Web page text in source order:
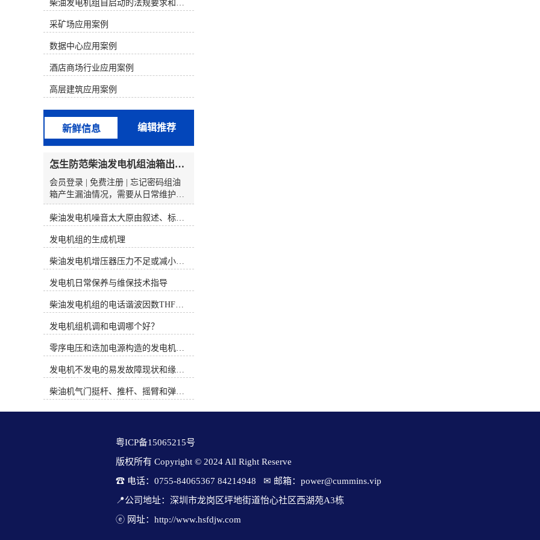
寻找故障部位。 一、康明斯电喷机型
的组成和原理1、康明斯电喷柴油机
机组为例，配置的是康明斯QSK19电
喷柴油机。QSK19系列发动机电控燃
油喷射系统由三个基本组成部分构
成，分别为输入(开关和传感器)、
ECM(对输入信号进行分析)、执行器
(按照ECM输出信号动作的控制阀总
成)。QSK19系列电控燃油喷射系统的
核心部分是执行器一控制阀总成。泵
产生的燃油输送至控制阀总成，该总
成由一个切断电磁阀、两个燃油执行
器阀和两个燃油压力传感器组成。
ECM安装在总成壳体的前部。控制阀
总成有一个燃油进口和两个燃油出
口，每个燃油出口分别由各自的执行
器控制着。燃油油道执行器控制喷油
喷油器何时喷油。2、康明斯柴油电
系统就象PT燃油系统那样采用压力/
时间概念。PT系统完全是机械式的并
依靠机械方法调整燃油流通面积来控
制燃油压力，而QSK19系列燃油系统
通过电子方式调整执行器的燃油流通
面积来控制燃油压力。3、康明斯电
从发动机的油水分离器中排出水和沉
芯。（2）注意油箱及管路的清洁。
（3）注意油箱通风孔及其附近的清
洁，避免污物、灰尘和水由此进入油
箱。（4）绝对不要用水清洗发动
“负”极电缆并断开发动机的31及21针
连接器。（6）注意发动机进气系统
图1 电控柴油机燃油系统原理二、柴
油电控系统故障诊断思路柴油电控系
统是一个精密而复杂的系统，对发动
机的运转性能有很大的影响，不论是
柴油发电机组自启动的法规要求和操作步骤
采矿场应用案例
数据中心应用案例
酒店商场行业应用案例
高层建筑应用案例
新鲜信息 编辑推荐
怎生防范柴油发电机组油箱出现漏油情况？
会员登录 | 免费注册 | 忘记密码组油
箱产生漏油情况，需要从日常维护、
装配规范、操作习惯等多方面入手，
结合油箱的构成特点和常见泄漏原
的程序和建议：新油箱或更替油箱
时，需查看本体是否有运输程序中造
成的损伤（如焊缝开裂、变形、划
痕），密封件（密封圈、垫圈）是否
完好（无老化、裂纹），连接接口
（螺纹、法兰）是否平整无毛刺。确
保油箱固定支架牢固，与机组之间预
留缓冲空间（防止机组运转时震动直
疲劳），固定螺栓需加防松垫片（如
弹簧垫）柴油发电机厂家排行榜，防
止持久振动松动。油管接头、传感器
等与油箱连接时，需选型匹配的密封
件（如耐油橡胶垫圈、铜垫片），预
防混用不同规格的配件；螺纹连接
变形，过松则密封不良）康明斯发电
机官方厂家，必要时涂抹少量耐油密
封胶（如聚四氟乙烯胶带，不适用用
清理油箱表面油污、灰尘和水渍，防
范杂质堆积加速腐蚀；发现局部锈迹
属油箱）。：每年至少一次放空油
柴油发电机噪音太大原由叙述、标准依据及施工办法
发电机组的生成机理
柴油发电机增压器压力不足或减小的原因
发电机日常保养与维保技术指导
柴油发电机组的电话谐波因数THF和干扰影响系数TIF
发电机组机调和电调哪个好？
零序电压和迭加电源构造的发电机单相接地保护
发电机不发电的易发故障现状和缘由简述
柴油机气门挺杆、推杆、摇臂和弹簧的修理
粤ICP备15065215号
版权所有 Copyright © 2024 All Right Reserve
☎ 电话：0755-84065367 84214948   ✉ 邮箱：power@cummins.vip
📍公司地址：深圳市龙岗区坪地街道怡心社区西湖苑A3栋
ⓔ 网址：http://www.hsfdjw.com